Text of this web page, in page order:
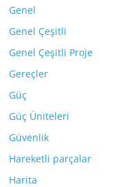
Genel
Genel Çeşitli
Genel Çeşitli Proje
Gereçler
Güç
Güç Üniteleri
Güvenlik
Hareketli parçalar
Harita